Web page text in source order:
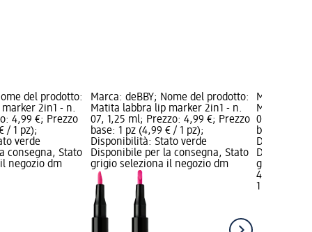
del prodotto:
2in1 - n.
4,99 €; Prezzo
/ 1 pz);
verde
consegna, Stato
negozio dm
Marca: deBBY; Nome del prodotto:
Matita labbra lip marker 2in1 - n.
07, 1,25 ml; Prezzo: 4,99 €; Prezzo
base: 1 pz (4,99 € / 1 pz);
Disponibilità: Stato verde
Disponibile per la consegna, Stato
grigio seleziona il negozio dm
Marca:
Matita
06, 1,25 g;
base: 1 pz
Disponibile
grigio
4,99 €
1 pz (4,99 €